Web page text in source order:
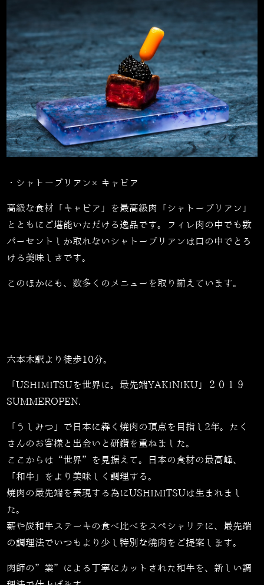
・シャトーブリアン×キャビア
高級な食材「キャビア」を最高級肉「シャトーブリアン」
とともにご堪能いただける逸品です。フィレ肉の中でも数
パーセントしか取れないシャトーブリアンは口の中でとろ
ける美味しさです。
このほかにも、数多くのメニューを取り揃えています。
六本木駅より徒歩10分。
「USHIMITSUを世界に。最先端YAKINIKU」２０１９
SUMMEROPEN.
「うしみつ」で日本に犇く焼肉の頂点を目指し2年。たく
さんのお客様と出会いと研鑽を重ねました。
ここからは“世界”を見据えて。日本の食材の最高峰、
「和牛」をより美味しく調理する。
焼肉の最先端を表現する為にUSHIMITSUは生まれまし
た。
薪や炭和牛ステーキの食べ比べをスペシャリテに、最先端
の調理法でいつもより少し特別な焼肉をご提案します。
肉師の”業”による丁寧にカットされた和牛を、新しい調